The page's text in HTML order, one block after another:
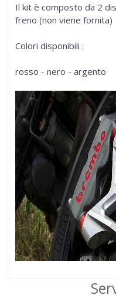
Il kit è composto da 2
freno (non viene fornita)
Colori disponibili :
rosso - nero - argento